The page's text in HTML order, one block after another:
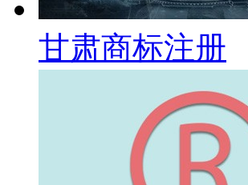
甘肃商标注册